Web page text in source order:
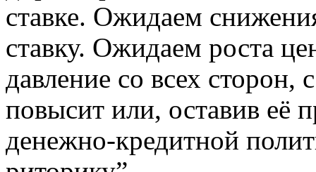
ставке. Ожидаем
ставку. Ожидаем роста
давление со всех сторон,
повысит или, оставив её
денежно-кредитной